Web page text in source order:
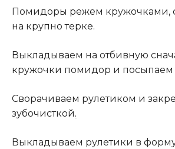
Помидоры режем кружочками,
на крупно терке.
Выкладываем на отбивную
кружочки помидор и посыпаем
Сворачиваем рулетиком и
зубочисткой.
Выкладываем рулетики в